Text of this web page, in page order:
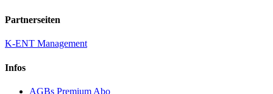
Partnerseiten
K-ENT Management
Infos
AGBs Premium Abo